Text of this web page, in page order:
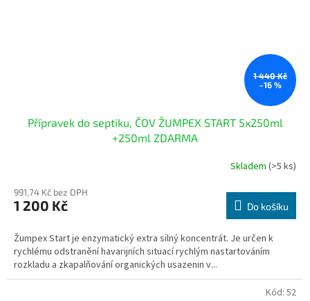
1 440 Kč
–16 %
Přípravek do septiku, ČOV ŽUMPEX START 5x250ml
+250ml ZDARMA
produktu
je
z
5
hvězdiček.
Skladem(>5 ks)
991,74 Kč bez DPH
1 200 Kč Do košíku
Žumpex Start je enzymatický extra silný koncentrát. Je určen k
rychlému odstranění havarijních situací rychlým nastartováním
rozkladu a zkapalňování organických usazenin v...
Kód: 52